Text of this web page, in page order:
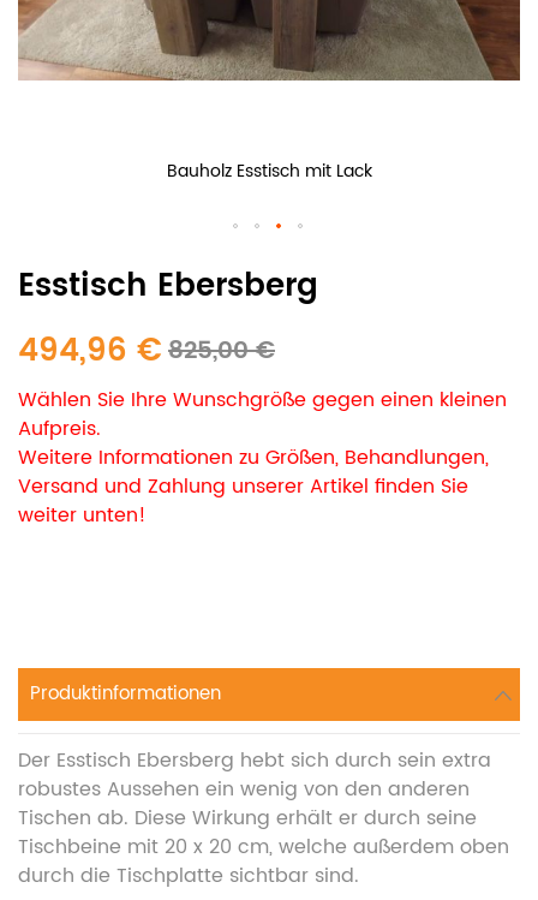
Esstisch Ebersberg
494,96 €825,00 €
Wählen Sie Ihre Wunschgröße gegen einen kleinen
Aufpreis.
Weitere Informationen zu Größen, Behandlungen,
Versand und Zahlung unserer Artikel finden Sie
weiter unten!
Bauholz Esstisch mit Lack
Produktinformationen
Der Esstisch Ebersberg hebt sich durch sein extra
robustes Aussehen ein wenig von den anderen
Tischen ab. Diese Wirkung erhält er durch seine
Tischbeine mit 20 x 20 cm, welche außerdem oben
durch die Tischplatte sichtbar sind.